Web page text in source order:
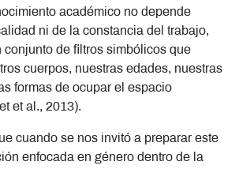
académico no depende
ni de la constancia del trabajo,
conjunto de filtros simbólicos que
cuerpos, nuestras edades, nuestras
formas de ocupar el espacio
et al., 2013).
cuando se nos invitó a preparar este
enfocada en género dentro de la